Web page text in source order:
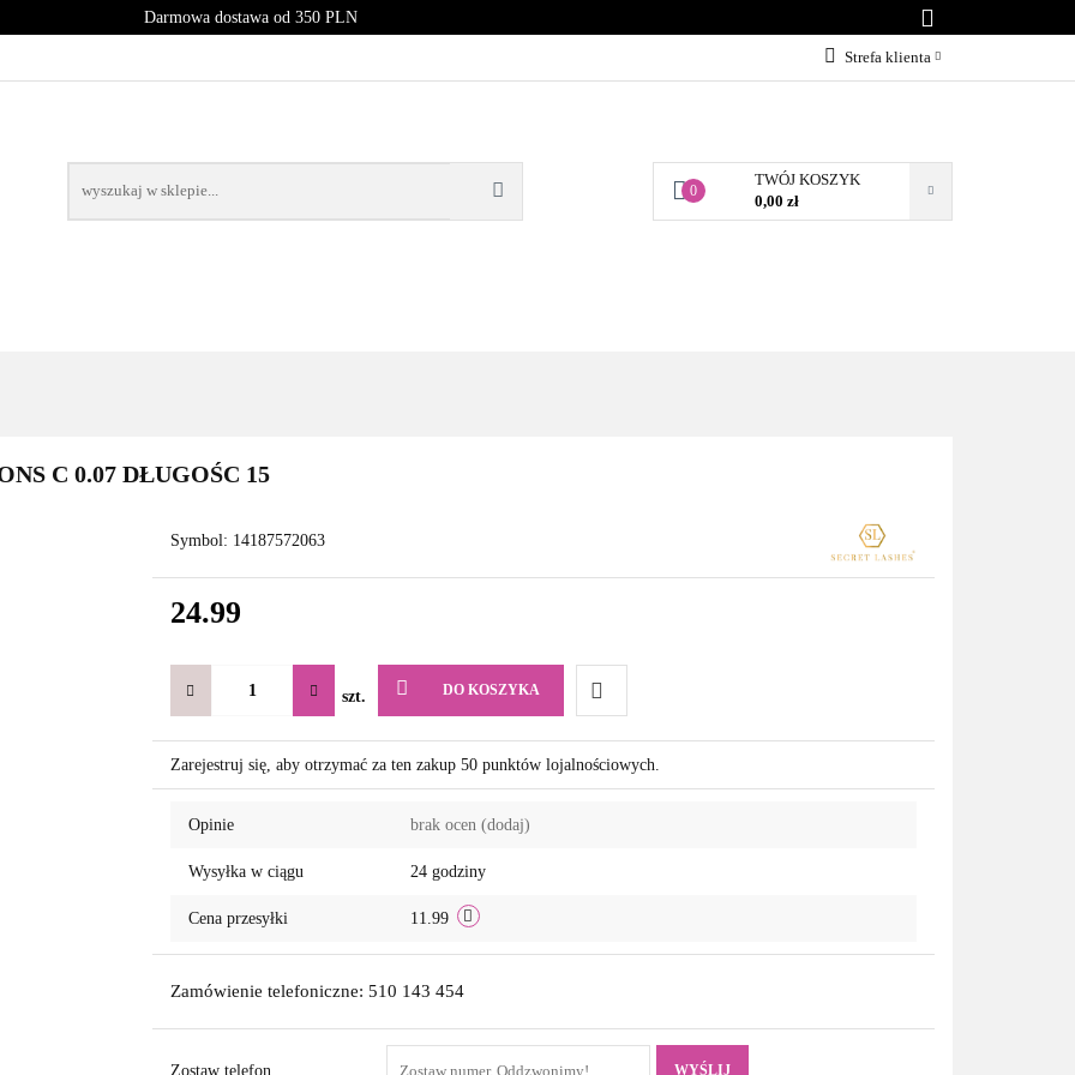
Darmowa dostawa od 350 PLN
Strefa klienta
Dodaj zgłoszenie
Zgody cookies
0
TWÓJ KOSZYK
0,00 zł
C 0.07 DŁUGOŚC 15
Symbol: 14187572063
24.99
szt. DO KOSZYKA
Do
przechowalni
Zarejestruj się, aby otrzymać za ten zakup 50 punktów lojalnościowych.
Opinie brak ocen (dodaj)
Wysyłka w ciągu 24 godziny
Cena przesyłki 11.99
Zamówienie telefoniczne: 510 143 454
Zostaw telefon WYŚLIJ